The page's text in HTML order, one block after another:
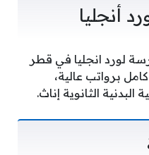
أنجليا
لورد انجليا في قطر
برواتب عالية،
الثانوية إناث.